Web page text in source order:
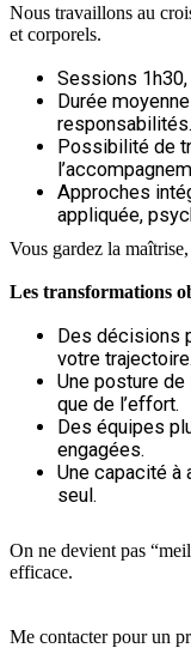
Nous travaillons au
et corporels.
Sessions
Durée
responsabilités.
Possibilité de
Approches
appliquée,
Vous gardez la
Les transformations
Des décisions
votre trajectoire.
Une posture de
que de l’effort.
Des équipes
engagées.
Une capacité à
seul.
On ne devient pas
efficace.
Me contacter pour un